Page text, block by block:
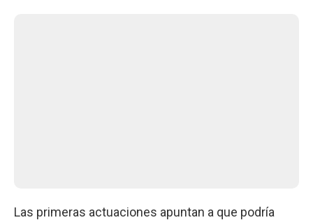
Las primeras actuaciones apuntan a que podría